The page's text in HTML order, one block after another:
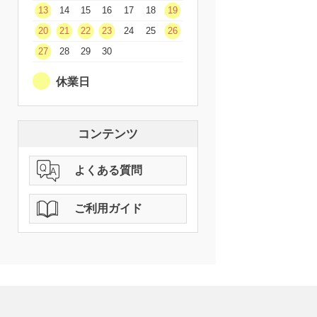
13
14 15 16 17 18
19
20
21 22 23 24 25
26
27
28 29 30
休業日
コンテンツ
よくある質問
ご利用ガイド